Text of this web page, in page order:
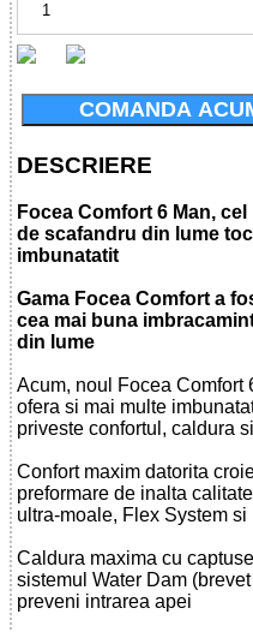
COMANDA
DESCRIERE
Focea Comfort 6 Man,
de scafandru din lume
imbunatatit
Gama Focea Comfort a
cea mai buna
din lume
Acum, noul Focea Comfort
ofera si mai multe
priveste confortul, caldura
Confort maxim datorita
preformare de inalta
ultra-moale, Flex System
Caldura maxima cu
sistemul Water Dam
preveni intrarea apei